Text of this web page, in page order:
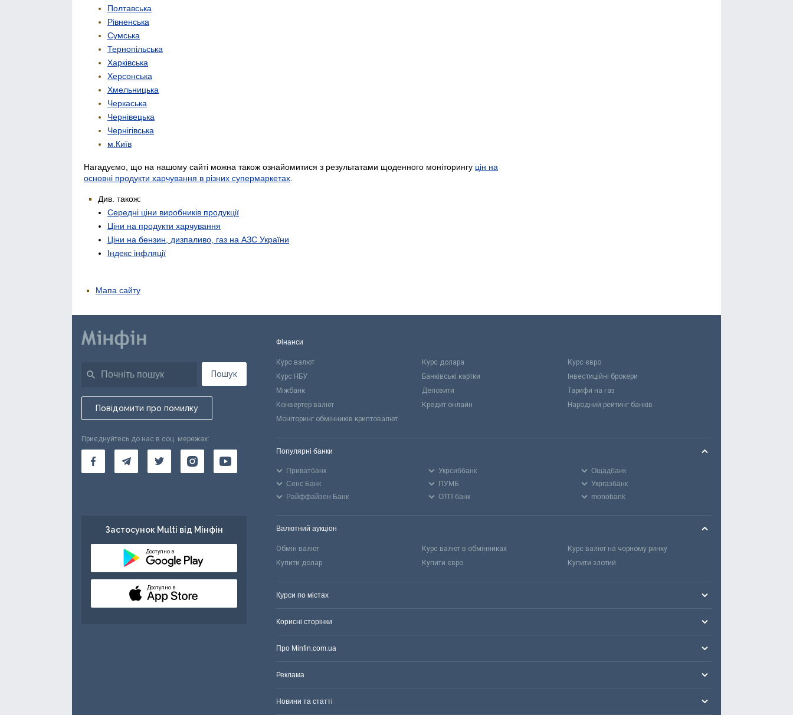
Полтавська
Рівненська
Сумська
Тернопільська
Харківська
Херсонська
Хмельницька
Черкаська
Чернівецька
Чернігівська
м.Київ
Нагадуємо, що на нашому сайті можна також ознайомитися з результатами щоденного моніторингу цін на
основні продукти харчування в різних супермаркетах
Див. також:
Середні ціни виробників продукції
Ціни на продукти харчування
Ціни на бензин, дизпаливо, газ на АЗС України
Індекс інфляції
Мапа сайту
Пошук
Повідомити про помилку
Приєднуйтесь до нас в соц. мережах:
Застосунок Multi від Мінфін
Доступно в
Доступно в
Фінанси
Курс валют Курс долара
Курс євро
Курс НБУ
Банківські картки
Інвестиційні брокери
Міжбанк
Депозити
Тарифи на газ
Конвертер валют
Кредит онлайн
Народний рейтинг банків
Моніторинг обмінників криптовалют
Популярні банки
Приватбанк Укрсиббанк
Ощадбанк
Сенс Банк
ПУМБ
Укргазбанк
Райффайзен Банк
ОТП банк monobank
Валютний аукціон
Обмін валют Курс валют в обмінниках
Курс валют на чорному ринку
Купити долар
Купити євро Купити злотий
Курси по містах
Корисні сторінки
Про Minfin.com.ua
Реклама
Новини та статті